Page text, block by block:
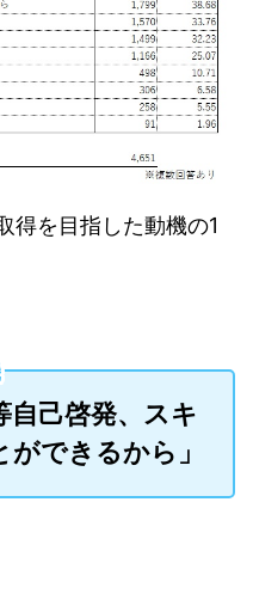
得を目指した動機の1
自己啓発、スキ
できるから」